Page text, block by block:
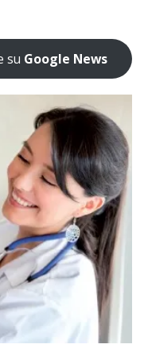
su Google News